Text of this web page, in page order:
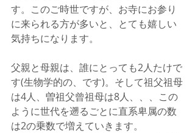
す。このご時世ですが、お寺にお参り
に来られる方が多いと、とても嬉しい
気持ちになります。
父親と母親は、誰にとっても2人たけで
す(生物学的の、です)。そして祖父祖母
は4人、曽祖父曾祖母は8人、、、この
ように世代を遡るごとに直系卑属の数
は2の乗数で増えていきます。